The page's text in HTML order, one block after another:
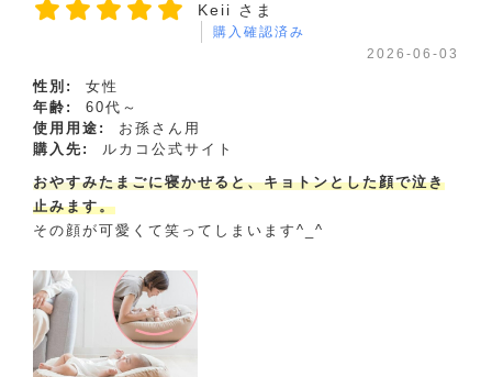
Keii さま
購入確認済み
2026-06-03
性別:
女性
年齢:
60代～
使用用途:
お孫さん用
購入先:
ルカコ公式サイト
おやすみたまごに寝かせると、キョトンとした顔で泣き
止みます。
その顔が可愛くて笑ってしまいます^_^